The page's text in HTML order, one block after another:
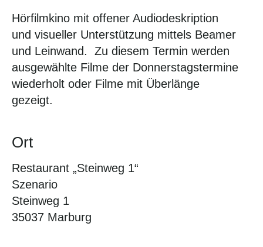
Hörfilmkino mit offener Audiodeskription
und visueller Unterstützung mittels Beamer
und Leinwand. Zu diesem Termin werden
ausgewählte Filme der Donnerstagstermine
wiederholt oder Filme mit Überlänge
gezeigt.
Ort
Restaurant „Steinweg 1“
Szenario
Steinweg 1
35037 Marburg